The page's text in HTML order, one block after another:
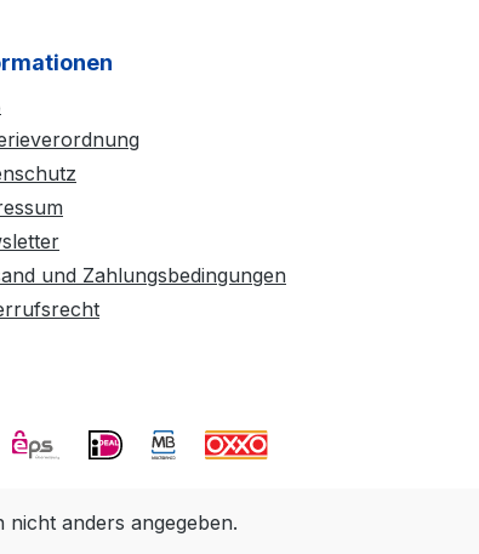
und Zahlungsbedingungen
anders angegeben.